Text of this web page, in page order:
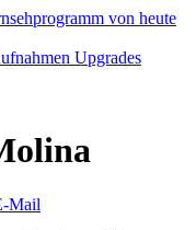
Upgrades
Mail